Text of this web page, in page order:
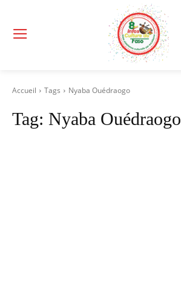
Accueil Tags Nyaba Ouédraogo
Tag: Nyaba Ouédraogo